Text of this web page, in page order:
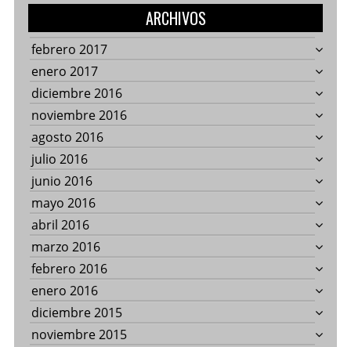
ARCHIVOS
febrero 2017
enero 2017
diciembre 2016
noviembre 2016
agosto 2016
julio 2016
junio 2016
mayo 2016
abril 2016
marzo 2016
febrero 2016
enero 2016
diciembre 2015
noviembre 2015